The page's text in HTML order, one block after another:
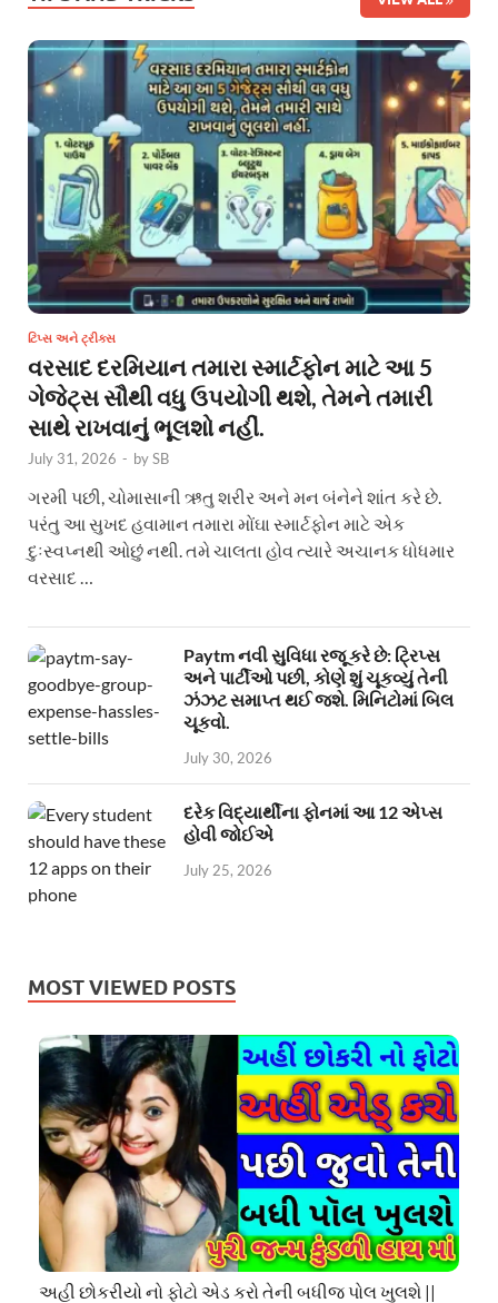
ટિપ્સ અને ટ્રીક્સ
વરસાદ દરમિયાન તમારા સ્માર્ટફોન માટે આ 5
ગેજેટ્સ સૌથી વધુ ઉપયોગી થશે, તેમને તમારી
સાથે રાખવાનું ભૂલશો નહીં.
July 31, 2026 - bySB
ગરમી પછી, ચોમાસાની ઋતુ શરીર અને મન બંનેને શાંત કરે છે.
પરંતુ આ સુખદ હવામાન તમારા મોંઘા સ્માર્ટફોન માટે એક
દુઃસ્વપ્નથી ઓછું નથી. તમે ચાલતા હોવ ત્યારે અચાનક ધોધમાર
વરસાદ …
Paytm નવી સુવિધા રજૂ કરે છે: ટ્રિપ્સ
અને પાર્ટીઓ પછી, કોણે શું ચૂકવ્યું તેની
ઝંઝટ સમાપ્ત થઈ જશે. મિનિટોમાં બિલ
ચૂકવો.
July 30, 2026
દરેક વિદ્યાર્થીના ફોનમાં આ 12 એપ્સ
હોવી જોઈએ
July 25, 2026
MOST VIEWED POSTS
અહી છોકરીયો નો ફોટો એડ કરો તેની બધીજ પોલ ખુલશે ||